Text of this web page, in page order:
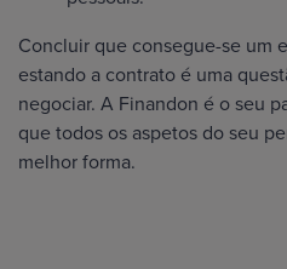
Concluir que consegue-se um
estando a contrato é uma
negociar. A Finandon é o seu
que todos os aspetos do seu
melhor forma.